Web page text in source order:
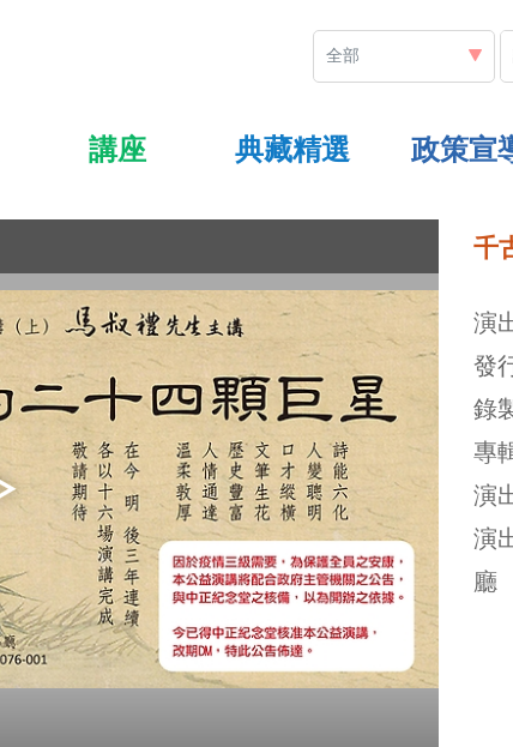
講座 典藏精選 政策宣
千
演
發
錄
專
演
演
廳